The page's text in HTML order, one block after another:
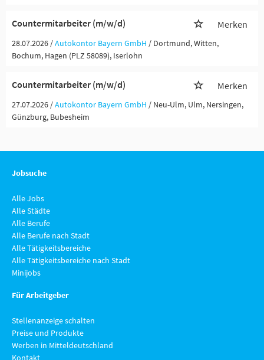
Countermitarbeiter (m/w/d) Merken
28.07.2026 /Autokontor Bayern GmbH / Dortmund, Witten,
Bochum, Hagen (PLZ 58089), Iserlohn
Countermitarbeiter (m/w/d) Merken
27.07.2026 /Autokontor Bayern GmbH / Neu-Ulm, Ulm, Nersingen,
Günzburg, Bubesheim
Jobsuche
Alle Jobs
Alle Städte
Alle Berufe
Alle Berufe nach Stadt
Alle Tätigkeitsbereiche
Alle Tätigkeitsbereiche nach Stadt
Minijobs
Für Arbeitgeber
Stellenanzeige schalten
Preise und Produkte
Werben in Mitteldeutschland
Kontakt